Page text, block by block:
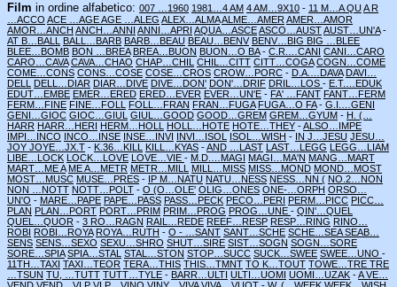
Film in ordine alfabetico: 007 …1960 1981…4 AM 4 AM…9X10 - 11 M…A QUA R
…ACCO ACE …AGEAGE …ALEG ALEX…ALMAALME…AMERAMER…AMOR
AMOR…ANCH ANCH…ANNI ANNI…APRI AQUA…ASCEASCO…AUSTAUST…UN'A-
AT B…BALL BALL…BARB BARB…BEAU BEAU…BENV BENV…BIG BIG …BLEE
BLEE…BOMB BON …BREA BREA…BUON BUON…O BA- C.R.…CANI CANI…CARO
CARO…CAVA CAVA…CHAO CHAP…CHIL CHIL…CITT CITT…COGA COGN…COME
COME…CONS CONS…COSE COSE…CROS CROW…PORC - D.A.…DAVA DAVI…
DELL DELL…DIAR DIAR…DIVE DIVE…DON' DON'…DRIF DRIL…LOS - E.T.…EDUK
EDUT…EMBE EMER…ERED ERED…EVER EVER…UN'E - FA' …FANT FANT…FERM
FERM…FINE FINE…FOLL FOLL…FRAN FRAN…FUGA FUGA…O FA- G.I.…GENI
GENI…GIOC GIOC…GIUL GIUL…GOOD GOOD…GREM GREM…GYUM - H. (…
HARR HARR…HERI HERM…HOLL HOLL…HOTE HOTE…THEY -ALSO…IMPE
IMPI…INCO INCO…INSE INSE…INVI INVI…ISOL ISOL…WISH - IN J…JESU JESU…
JOY JOYE…JX.T - K.36…KILL KILL…KYAS -AND …LAST LAST…LEGG LEGG…LIAM
LIBE…LOCK LOCK…LOVE LOVE…VIE - M.D.…MAGI MAGI…MA'N MANG…MART
MART…ME A ME A…METR METR…MILL MILL…MISS MISS…MOND MOND…MOST
MOST…MUSC MUSE…PRES - IP M…NATU NATU…NESS NESS…NN ( NO.2…NON
NON …NOTT NOTT…POLT - O (O…OLE' OLIG…ONES ONE-…ORPH ORSO…
UN'O - MARE…PAPE PAPE…PASS PASS…PECK PECO…PERI PERM…PICC PICC…
PLAN PLAN…PORT PORT…PRIM PRIM…PROG PROG…UNE - QIN'…QUEL
QUEL…QUOR - 3 RO…RAGN RAIL…REDE REEF…RESP RESP…RING RINO…
ROBI ROBI…ROYA ROYA…RUTH - O - …SANT SANT…SCHE SCHE…SEASEAB…
SENS SENS…SEXO SEXU…SHRO SHUT…SIRE SIST…SOGN SOGN…SORE
SORE…SPIA SPIA…STAL STAL…STON STOP…SUCC SUCK…SWEE SWEE…UNO -
11TH…TAXI TAXI…TEOR TERA…THIS THIS…TMNT TO K…TOUT TOWE…TRE TRE
…TSUN TU, …TUTT TUTT…TYLE - BARR…ULTI ULTI…UOMI UOMI…UZAK -A VE…